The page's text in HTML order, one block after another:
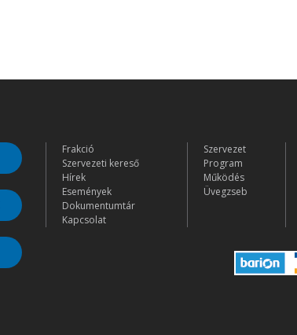
Frakció
Szervezeti kereső
Hírek
Események
Dokumentumtár
Kapcsolat
Szervezet
Program
Működés
Üvegzseb